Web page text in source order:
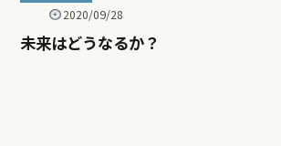
2020/09/28
未来はどうなるか？